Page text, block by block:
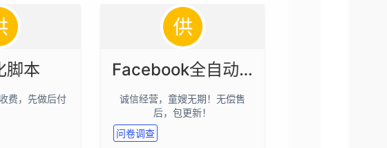
脚本
费，先做后付
Facebook全自动私域引流脚本【矩阵引流/截流】
诚信经营，童嫂无期！无偿售
后，包更新！
问卷调查